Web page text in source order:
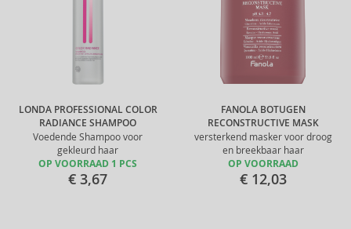
LONDA PROFESSIONAL COLOR
RADIANCE SHAMPOO
Voedende Shampoo voor
gekleurd haar
OP VOORRAAD 1 PCS
€ 3,67
FANOLA BOTUGEN
RECONSTRUCTIVE MASK
versterkend masker voor droog
en breekbaar haar
OP VOORRAAD
€ 12,03